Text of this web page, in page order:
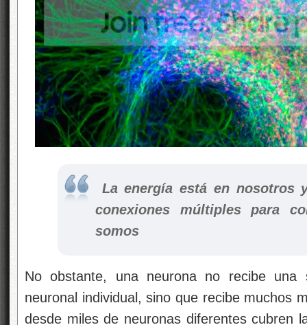
La energía está en nosotros
conexiones múltiples para
somos
No obstante, una neurona no recibe una
neuronal individual, sino que recibe muchos
desde miles de neuronas diferentes cubren